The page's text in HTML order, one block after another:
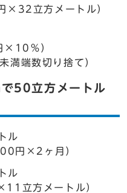
×32立方メートル）
×10％）
満端数切り捨て）
50立方メートル
ル
円×2ヶ月）
ル
立方メートル）